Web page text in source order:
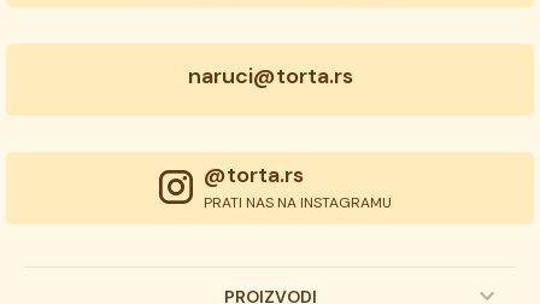
naruci@torta.rs
@torta.rs
PRATI NAS NA INSTAGRAMU
PROIZVODI